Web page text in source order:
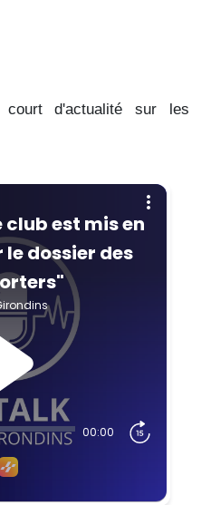
court d'actualité sur les